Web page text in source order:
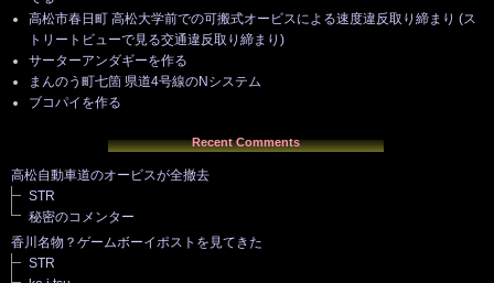
高松市春日町 高松大学前での可搬式オービスによる速度違反取り締まり (ス
トリートビューで見る交通違反取り締まり)
サーターアンダギーを作る
まんのう町七箇 県道4号線のNシステム
ブコパイを作る
Recent Comments
高松自動車道のオービスが全撤去
STR
秘密のコメンター
香川名物？ゲームボーイポストを見てきた
STR